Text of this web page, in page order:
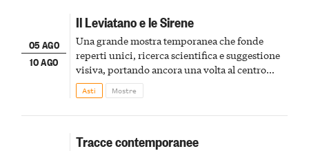
05 AGO
10 AGO
Il Leviatano e le Sirene
Una grande mostra temporanea che fonde
reperti unici, ricerca scientifica e suggestione
visiva, portando ancora una volta al centro
della scena le meraviglie del passato astigiano
Asti Mostre
Tracce contemporanee